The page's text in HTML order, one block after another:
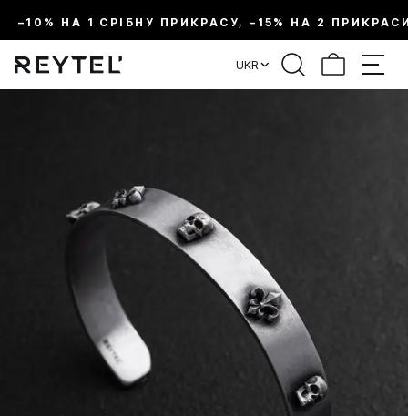
–10% НА 1 СРІБНУ ПРИКРАСУ, –15% НА 2
UKR